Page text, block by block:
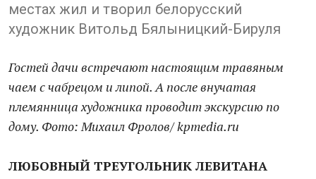
местах жил и творил белорусский
художник Витольд Бялыницкий-Бируля
Гостей дачи встречают настоящим травяным
чаем с чабрецом и липой. А после внучатая
племянница художника проводит экскурсию по
дому. Фото: Михаил Фролов/ kpmedia.ru
ЛЮБОВНЫЙ ТРЕУГОЛЬНИК ЛЕВИТАНА